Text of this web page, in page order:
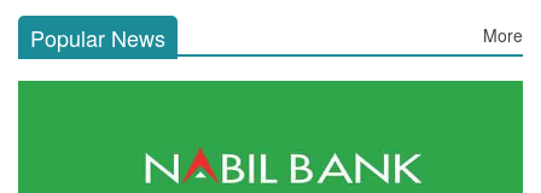
Popular News More